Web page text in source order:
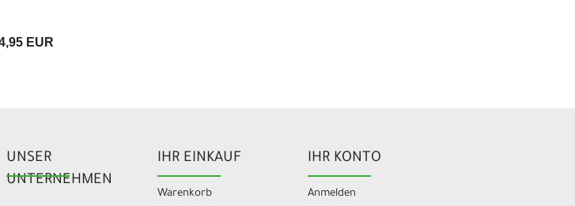
EUR
UNSER
UNTERNEHMEN
IHR EINKAUF
Warenkorb
IHR KONTO
Anmelden